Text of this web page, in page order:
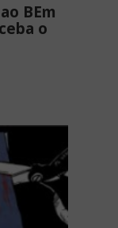
BEm
o